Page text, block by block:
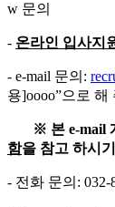
w 문의
- 온라인 입사지
- e-mail 문의:
용]oooo”으로 해
※ 본 e-mail
함을 참고 하시
- 전화 문의: 032-